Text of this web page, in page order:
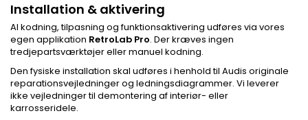
Installation & aktivering
Al kodning, tilpasning og funktionsaktivering udføres via vores
egen applikation RetroLab Pro. Der kræves ingen
tredjepartsværktøjer eller manuel kodning.
Den fysiske installation skal udføres i henhold til Audis originale
reparationsvejledninger og ledningsdiagrammer. Vi leverer
ikke vejledninger til demontering af interiør- eller
karrosseridele.